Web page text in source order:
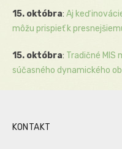
15. októbra: Aj keď
môžu prispieť k
15. októbra: Tradičné MIS
súčasného dynamického
KONTAKT